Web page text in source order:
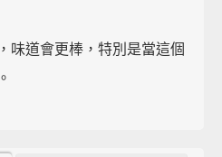
味道會更棒，特別是當這個